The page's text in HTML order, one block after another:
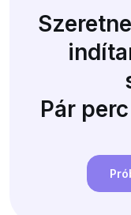
Pár